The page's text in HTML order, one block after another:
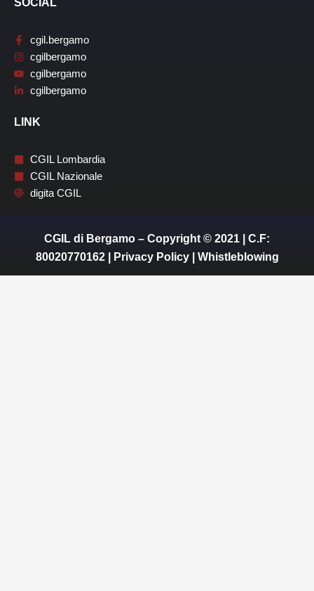
SOCIAL
cgil.bergamo
cgilbergamo
cgilbergamo
cgilbergamo
LINK
CGIL Lombardia
CGIL Nazionale
digita CGIL
CGIL di Bergamo – Copyright © 2021 | C.F:
80020770162 |
Privacy Policy| Whistleblowing